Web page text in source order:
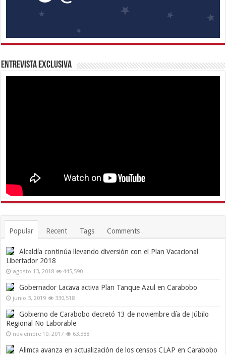
Entrevista Exclusiva
Popular Recent Tags Comments
Alcaldía continúa llevando diversión con el Plan Vacacional
Libertador 2018
agosto 13, 2018 445,590
Gobernador Lacava activa Plan Tanque Azul en Carabobo
junio 3, 2019 330,518
Gobierno de Carabobo decretó 13 de noviembre día de Júbilo
Regional No Laborable
noviembre 10, 2017 63,388
Alimca avanza en actualización de los censos CLAP en Carabobo